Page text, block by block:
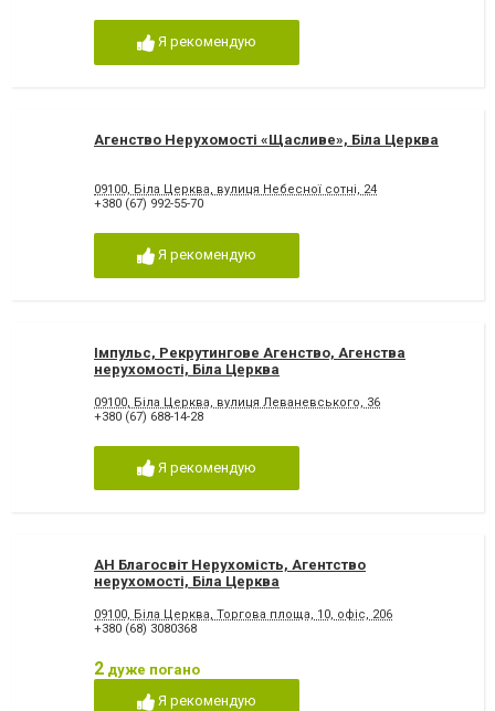
Я рекомендую
Агенство Нерухомості «Щасливе», Біла Церква
09100, Біла Церква, вулиця Небесної сотні, 24
+380 (67) 992-55-70
Я рекомендую
Імпульс, Рекрутингове Агенство, Агенства
нерухомості, Біла Церква
09100, Біла Церква, вулиця Леваневського, 36
+380 (67) 688-14-28
Я рекомендую
АН Благосвіт Нерухомість, Агентство
нерухомості, Біла Церква
09100, Біла Церква, Торгова площа, 10, офіс, 206
+380 (68) 3080368
2 дуже погано
Я рекомендую